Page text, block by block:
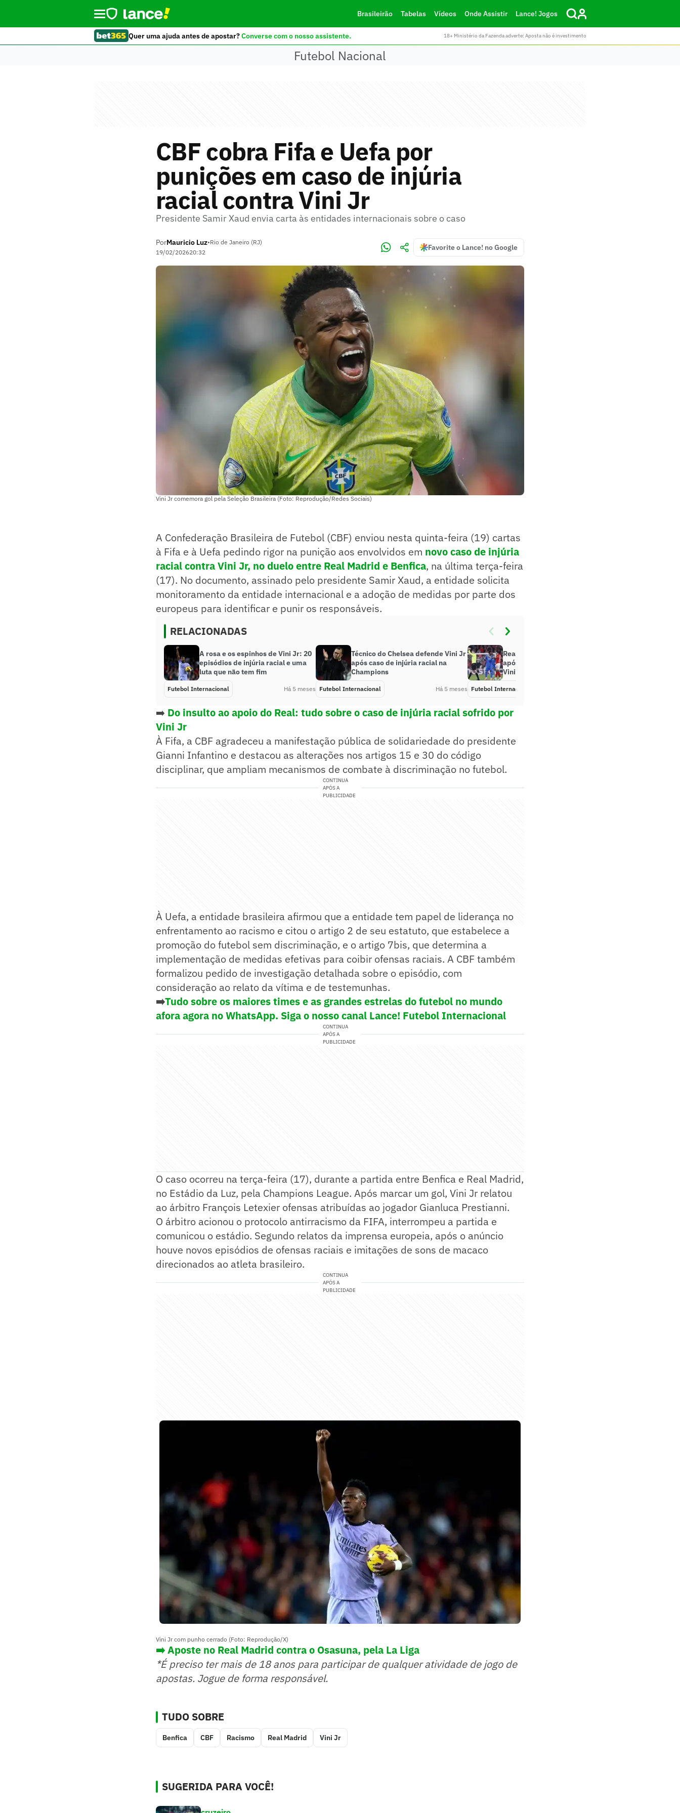
Brasileirão Tabelas Vídeos Onde Assistir Lance! Jogos
Quer uma ajuda antes de apostar?Converse com o nosso assistente. 18+ Ministério da Fazenda adverte: Aposta não é investimento
Futebol Nacional
CBF cobra Fifa e Uefa por
punições em caso de injúria
racial contra Vini Jr
Presidente Samir Xaud envia carta às entidades internacionais sobre o caso
PorMauricio Luz•Rio de Janeiro (RJ)
19/02/202620:32
Favorite o Lance! no Google
Vini Jr comemora gol pela Seleção Brasileira (Foto: Reprodução/Redes Sociais)
A Confederação Brasileira de Futebol (CBF) enviou nesta quinta-feira (19) cartas
à Fifa e à Uefa pedindo rigor na punição aos envolvidos em novo caso de injúria
racial contra Vini Jr, no duelo entre Real Madrid e Benfica, na última terça-feira
(17). No documento, assinado pelo presidente Samir Xaud, a entidade solicita
monitoramento da entidade internacional e a adoção de medidas por parte dos
europeus para identificar e punir os responsáveis.
RELACIONADAS
A rosa e os espinhos de Vini Jr: 20
episódios de injúria racial e uma
luta que não tem fim
Futebol Internacional Há 5 meses
Técnico do Chelsea defende Vini Jr
após caso de injúria racial na
Champions
Futebol Internacional Há 5 meses
Real Madrid emite comunicado
após caso de injúria racial contra
Vini Jr
Futebol Internacional
➡️ Do insulto ao apoio do Real: tudo sobre o caso de injúria racial sofrido por
Vini Jr
À Fifa, a CBF agradeceu a manifestação pública de solidariedade do presidente
Gianni Infantino e destacou as alterações nos artigos 15 e 30 do código
disciplinar, que ampliam mecanismos de combate à discriminação no futebol.
CONTINUA
APÓS A
PUBLICIDADE
À Uefa, a entidade brasileira afirmou que a entidade tem papel de liderança no
enfrentamento ao racismo e citou o artigo 2 de seu estatuto, que estabelece a
promoção do futebol sem discriminação, e o artigo 7bis, que determina a
implementação de medidas efetivas para coibir ofensas raciais. A CBF também
formalizou pedido de investigação detalhada sobre o episódio, com
consideração ao relato da vítima e de testemunhas.
➡️Tudo sobre os maiores times e as grandes estrelas do futebol no mundo
afora agora no WhatsApp. Siga o nosso canal Lance! Futebol Internacional
CONTINUA
APÓS A
PUBLICIDADE
O caso ocorreu na terça-feira (17), durante a partida entre Benfica e Real Madrid,
no Estádio da Luz, pela Champions League. Após marcar um gol, Vini Jr relatou
ao árbitro François Letexier ofensas atribuídas ao jogador Gianluca Prestianni.
O árbitro acionou o protocolo antirracismo da FIFA, interrompeu a partida e
comunicou o estádio. Segundo relatos da imprensa europeia, após o anúncio
houve novos episódios de ofensas raciais e imitações de sons de macaco
direcionados ao atleta brasileiro.
CONTINUA
APÓS A
PUBLICIDADE
Vini Jr com punho cerrado (Foto: Reprodução/X)
➡️ Aposte no Real Madrid contra o Osasuna, pela La Liga
*É preciso ter mais de 18 anos para participar de qualquer atividade de jogo de
apostas. Jogue de forma responsável.
TUDO SOBRE
Benfica CBF Racismo Real Madrid Vini Jr
SUGERIDA PARA VOCÊ!